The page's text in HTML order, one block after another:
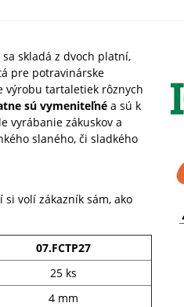
sa skladá z dvoch platní,
pre potravinárske
výrobu tartaletiek rôznych
sú vymeniteľné a sú k
vyrábanie zákuskov a
slaného, či sladkého
volí zákazník sám, ako
07.FCTP27
25 ks
4 mm